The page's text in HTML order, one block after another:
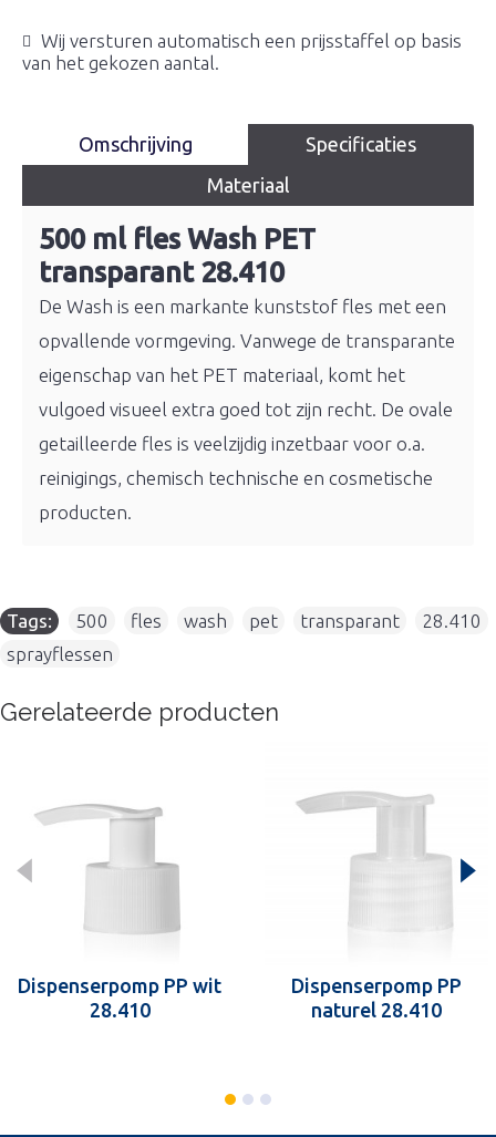
Wij versturen automatisch een prijsstaffel op basis
van het gekozen aantal.
Omschrijving
Specificaties
Materiaal
500 ml fles Wash PET
transparant 28.410
De Wash is een markante kunststof fles met een
opvallende vormgeving. Vanwege de transparante
eigenschap van het PET materiaal, komt het
vulgoed visueel extra goed tot zijn recht. De ovale
getailleerde fles is veelzijdig inzetbaar voor o.a.
reinigings, chemisch technische en cosmetische
producten.
Tags: 500 fles wash pet transparant 28.410
sprayflessen
Gerelateerde producten
Dispenserpomp PP wit
28.410
Dispenserpomp PP
naturel 28.410